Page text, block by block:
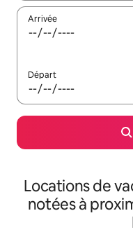
Arrivée
Départ
Locations de
notées à